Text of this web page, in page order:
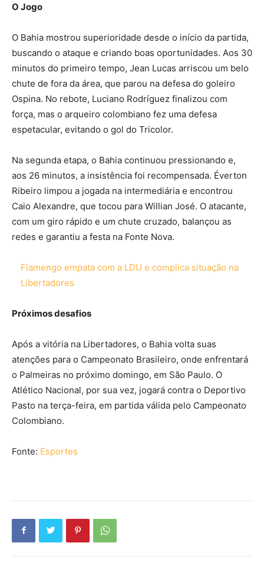
O Jogo
O Bahia mostrou superioridade desde o início da partida,
buscando o ataque e criando boas oportunidades. Aos 30
minutos do primeiro tempo, Jean Lucas arriscou um belo
chute de fora da área, que parou na defesa do goleiro
Ospina. No rebote, Luciano Rodríguez finalizou com
força, mas o arqueiro colombiano fez uma defesa
espetacular, evitando o gol do Tricolor.
Na segunda etapa, o Bahia continuou pressionando e,
aos 26 minutos, a insistência foi recompensada. Éverton
Ribeiro limpou a jogada na intermediária e encontrou
Caio Alexandre, que tocou para Willian José. O atacante,
com um giro rápido e um chute cruzado, balançou as
redes e garantiu a festa na Fonte Nova.
Flamengo empata com a LDU e complica situação na
Libertadores
Próximos desafios
Após a vitória na Libertadores, o Bahia volta suas
atenções para o Campeonato Brasileiro, onde enfrentará
o Palmeiras no próximo domingo, em São Paulo. O
Atlético Nacional, por sua vez, jogará contra o Deportivo
Pasto na terça-feira, em partida válida pelo Campeonato
Colombiano.
Fonte: Esportes